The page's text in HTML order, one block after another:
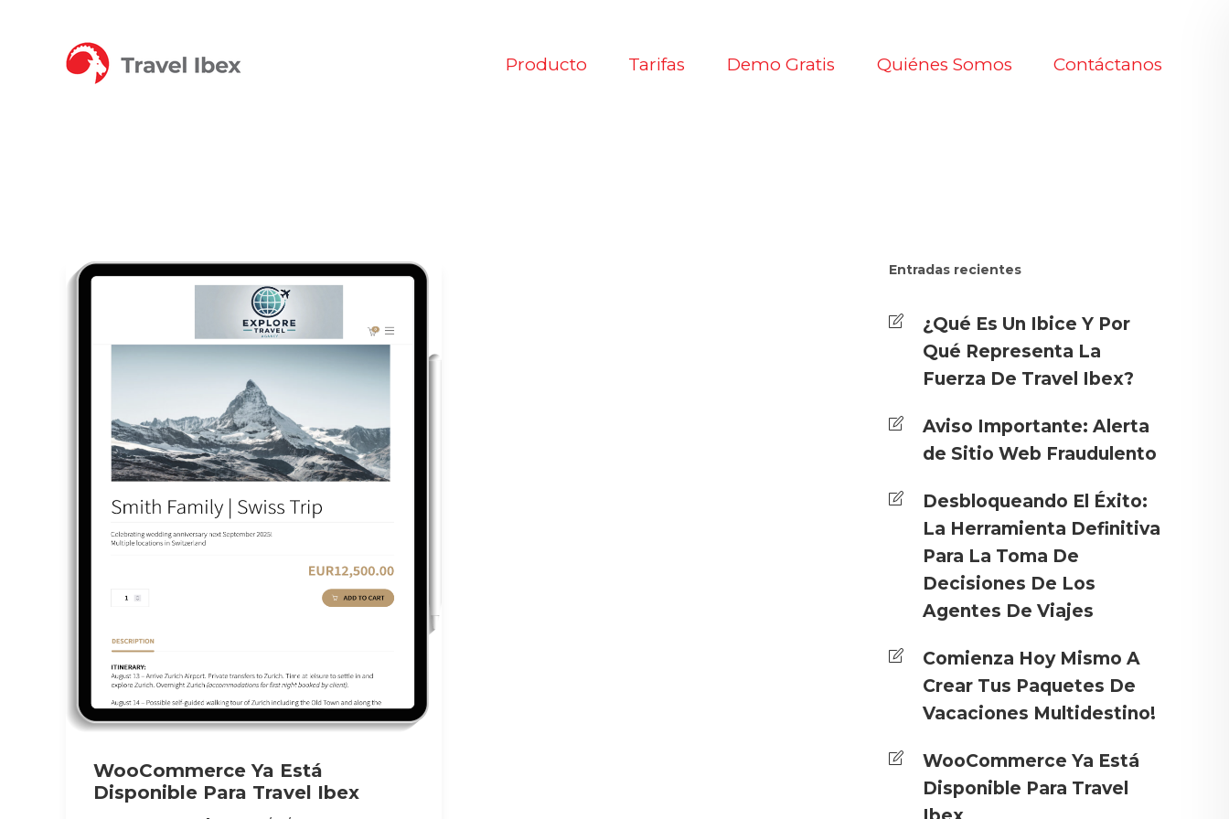
Producto Tarifas Demo Gratis Quiénes Somos Contáctanos
WooCommerce Ya Está
Disponible Para Travel Ibex
Entradas recientes
¿Qué Es Un Ibice Y Por
Qué Representa La
Fuerza De Travel Ibex?
Aviso Importante: Alerta
de Sitio Web Fraudulento
Desbloqueando El Éxito:
La Herramienta Definitiva
Para La Toma De
Decisiones De Los
Agentes De Viajes
Comienza Hoy Mismo A
Crear Tus Paquetes De
Vacaciones Multidestino!
WooCommerce Ya Está
Disponible Para Travel